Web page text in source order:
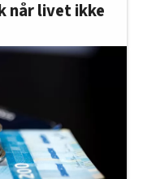
når livet ikke